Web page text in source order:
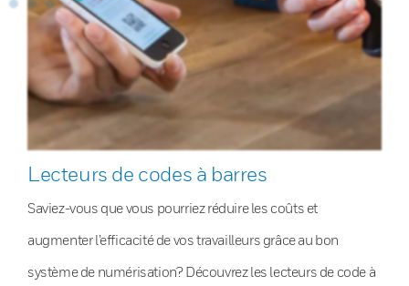
Lecteurs de codes à barres
Saviez-vous que vous pourriez réduire les coûts et
augmenter l’efficacité de vos travailleurs grâce au bon
système de numérisation? Découvrez les lecteurs de code à